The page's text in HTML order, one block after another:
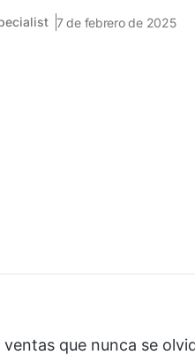
7 de febrero de 2025
que nunca se